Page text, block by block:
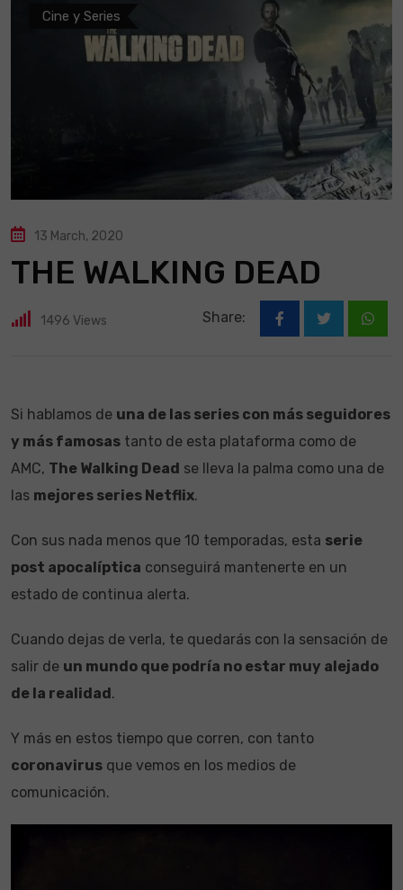
Cine y Series
13 March, 2020
THE WALKING DEAD
1496 Views Share:
Si hablamos de una de las series con más seguidores
y más famosas tanto de esta plataforma como de
AMC, The Walking Dead se lleva la palma como una de
las mejores series Netflix.
Con sus nada menos que 10 temporadas, esta serie
post apocalíptica conseguirá mantenerte en un
estado de continua alerta.
Cuando dejas de verla, te quedarás con la sensación de
salir de un mundo que podría no estar muy alejado
de la realidad.
Y más en estos tiempo que corren, con tanto
coronavirus que vemos en los medios de
comunicación.